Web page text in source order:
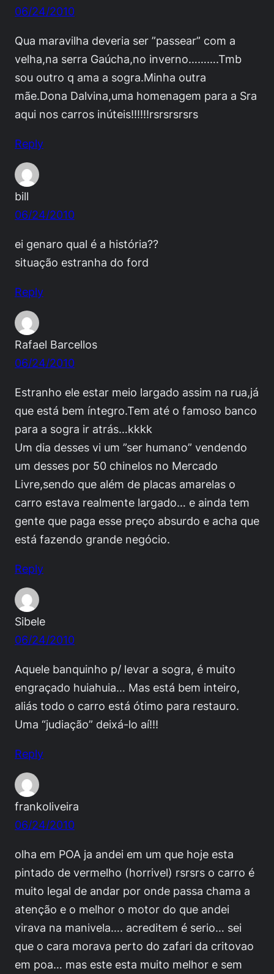
06/24/2010
Qua maravilha deveria ser ”passear” com a
velha,na serra Gaúcha,no inverno……….Tmb
sou outro q ama a sogra.Minha outra
mãe.Dona Dalvina,uma homenagem para a Sra
aqui nos carros inúteis!!!!!!rsrsrsrsrs
Reply
bill
06/24/2010
ei genaro qual é a história??
situação estranha do ford
Reply
Rafael Barcellos
06/24/2010
Estranho ele estar meio largado assim na rua,já
que está bem íntegro.Tem até o famoso banco
para a sogra ir atrás…kkkk
Um dia desses vi um ”ser humano” vendendo
um desses por 50 chinelos no Mercado
Livre,sendo que além de placas amarelas o
carro estava realmente largado… e ainda tem
gente que paga esse preço absurdo e acha que
está fazendo grande negócio.
Reply
Sibele
06/24/2010
Aquele banquinho p/ levar a sogra, é muito
engraçado huiahuia… Mas está bem inteiro,
aliás todo o carro está ótimo para restauro.
Uma “judiação” deixá-lo aí!!!
Reply
frankoliveira
06/24/2010
olha em POA ja andei em um que hoje esta
pintado de vermelho (horrivel) rsrsrs o carro é
muito legal de andar por onde passa chama a
atenção e o melhor o motor do que andei
virava na manivela…. acreditem é serio… sei
que o cara morava perto do zafari da critovao
em poa… mas este esta muito melhor e sem